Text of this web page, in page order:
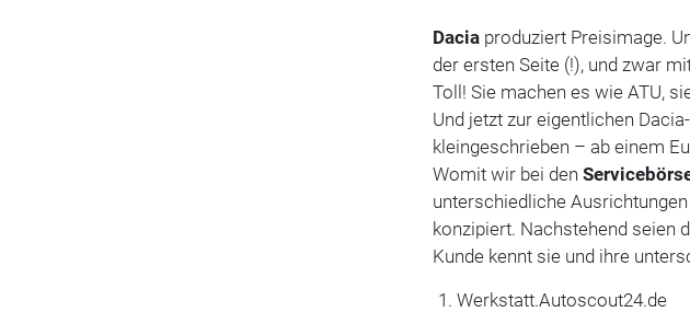
Daciaproduziert Preisimage.
der ersten Seite (!), und zwar
Toll! Sie machen es wie ATU,
Und jetzt zur eigentlichen
kleingeschrieben – ab einem
Womit wir bei den
unterschiedliche
konzipiert. Nachstehend seien
Kunde kennt sie und ihre
Werkstatt.Autoscout24.de